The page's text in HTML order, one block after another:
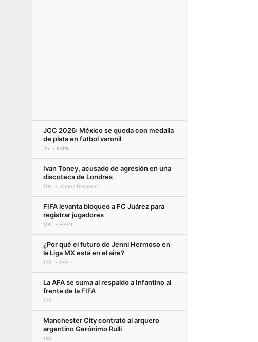
JCC 2026: México se queda con medalla
de plata en futbol varonil
3h ESPN
Ivan Toney, acusado de agresión en una
discoteca de Londres
10h James Dielhenn
FIFA levanta bloqueo a FC Juárez para
registrar jugadores
10h ESPN
¿Por qué el futuro de Jenni Hermoso en
la Liga MX está en el aire?
17h EFE
La AFA se suma al respaldo a Infantino al
frente de la FIFA
17h
Manchester City contrató al arquero
argentino Gerónimo Rulli
18h